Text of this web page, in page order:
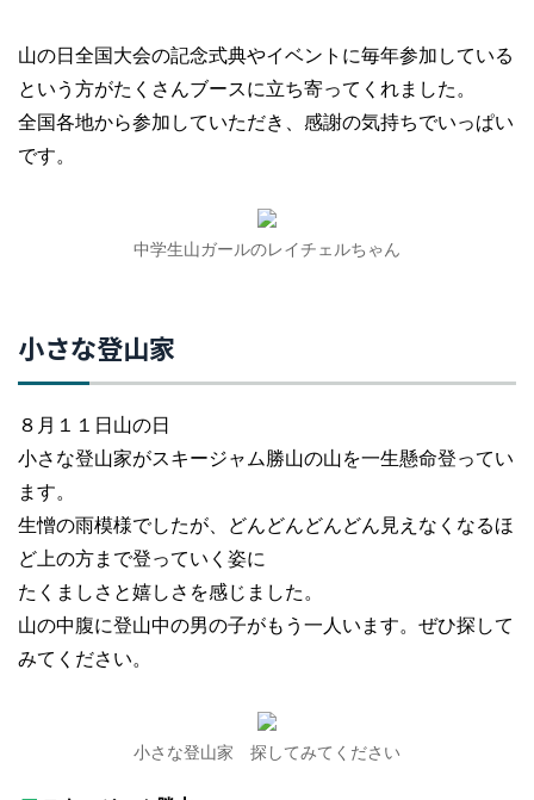
山の日全国大会の記念式典やイベントに毎年参加している
という方がたくさんブースに立ち寄ってくれました。
全国各地から参加していただき、感謝の気持ちでいっぱい
です。
中学生山ガールのレイチェルちゃん
小さな登山家
８月１１日山の日
小さな登山家がスキージャム勝山の山を一生懸命登ってい
ます。
生憎の雨模様でしたが、どんどんどんどん見えなくなるほ
ど上の方まで登っていく姿に
たくましさと嬉しさを感じました。
山の中腹に登山中の男の子がもう一人います。ぜひ探して
みてください。
小さな登山家 探してみてください